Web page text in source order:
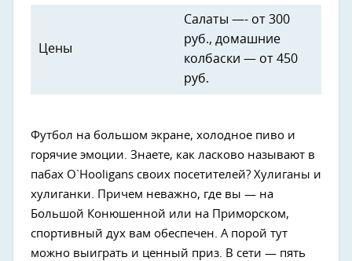
Цены
Салаты —- от 300
руб., домашние
колбаски — от 450
руб.
Футбол на большом экране, холодное пиво и
горячие эмоции. Знаете, как ласково называют в
пабах O`Hooligans своих посетителей? Хулиганы и
хулиганки. Причем неважно, где вы — на
Большой Конюшенной или на Приморском,
спортивный дух вам обеспечен. А порой тут
можно выиграть и ценный приз. В сети — пять